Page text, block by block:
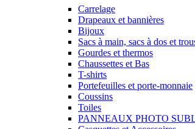
Carrelage
Drapeaux et bannières
Bijoux
Sacs à main, sacs à dos et
Gourdes et thermos
Chaussettes et Bas
T-shirts
Portefeuilles et porte-monnaie
Coussins
Toiles
PANNEAUX PHOTO